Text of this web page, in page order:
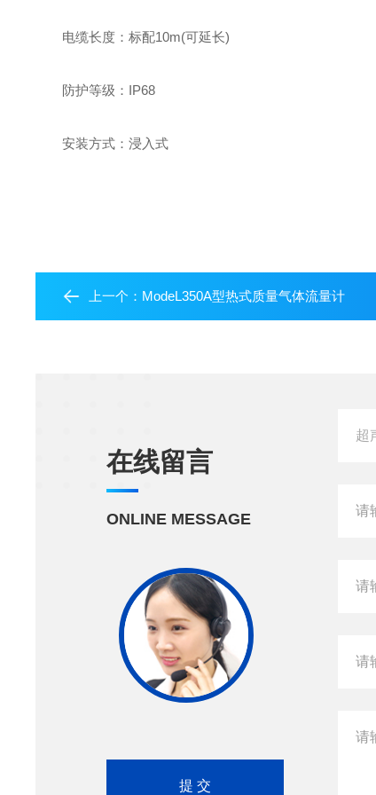
电缆长度：标配10m(可延长)
防护等级：IP68
安装方式：浸入式
上一个： ModeL350A型热式质量气体流量计
在线留言
ONLINE MESSAGE